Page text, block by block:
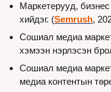
Маркетерууд,
хийдэг. (Semrush,
Сошиал медиа
хэмээн нэрлэсэн
Сошиал медиа
медиа контентын